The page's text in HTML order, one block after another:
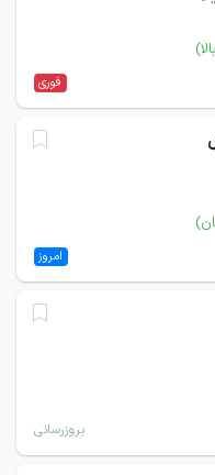
فوری
امروز
بروزرسانی